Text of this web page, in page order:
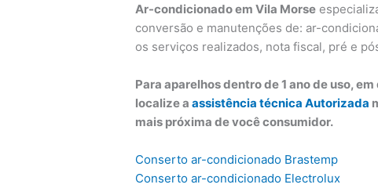
Ar-condicionado em Vila Morse
conversão e manutenções de: ar-
os serviços realizados, nota fiscal, pré e
Para aparelhos dentro de 1 ano de uso,
localize aassistência técnica Autorizada
mais próxima de você consumidor.
Conserto ar-condicionado Brastemp
Conserto ar-condicionado Electrolux